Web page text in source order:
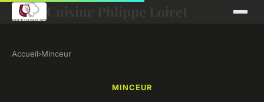
Accueil›Minceur
MINCEUR